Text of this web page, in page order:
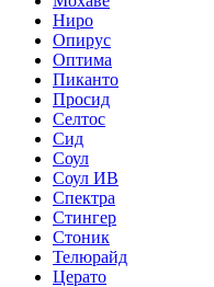
Ниро
Опирус
Оптима
Пиканто
Просид
Селтос
Сид
Соул
Соул ИВ
Спектра
Стингер
Стоник
Телюрайд
Церато